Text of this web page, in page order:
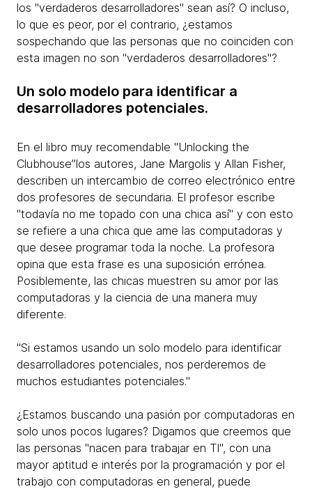
los "verdaderos desarrolladores" sean así? O incluso,
lo que es peor, por el contrario, ¿estamos
sospechando que las personas que no coinciden con
esta imagen no son "verdaderos desarrolladores"?​
Un solo modelo para identificar a
desarrolladores potenciales.
En el libro muy recomendable "Unlocking the
Clubhouse”los autores, Jane Margolis y Allan Fisher,
describen un intercambio de correo electrónico entre
dos profesores de secundaria. El profesor escribe
"todavía no me topado con una chica así" y con esto
se refiere a una chica que ame las computadoras y
que desee programar toda la noche. La profesora
opina que esta frase es una suposición errónea.
Posiblemente, las chicas muestren su amor por las
computadoras y la ciencia de una manera muy
diferente.
"Si estamos usando un solo modelo para identificar
desarrolladores potenciales, nos perderemos de
muchos estudiantes potenciales."
¿Estamos buscando una pasión por computadoras en
solo unos pocos lugares? Digamos que creemos que
las personas "nacen para trabajar en TI", con una
mayor aptitud e interés por la programación y por el
trabajo con computadoras en general, puede